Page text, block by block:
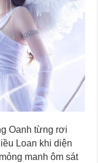
Oanh từng rơi
Loan khi diện
manh ôm sát